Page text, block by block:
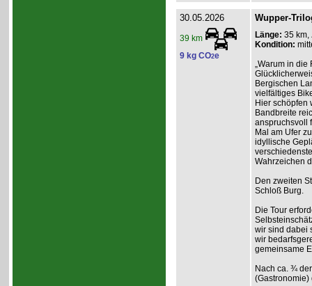
30.05.2026
39 km
9 kg CO2e
Wupper-
Länge: 35 km,
Kondition:
„Warum in die
Bergischen
vielfältiges
Hier schöpfen
Bandbreite
anspruchsvoll
Mal am Ufer
idyllische
Wahrzeichen
Den zweiten
Schloß Burg.
Die Tour
wir sind dabei
wir
gemeinsame
Nach ca. ¾
(Gastronomie)